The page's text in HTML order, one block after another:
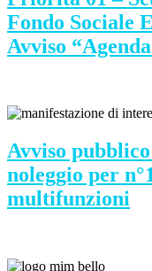
Fondo Sociale
Avviso
Avviso
noleggio per
multifunzioni